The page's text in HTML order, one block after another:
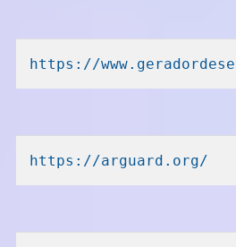
https://
https://arguard.org/